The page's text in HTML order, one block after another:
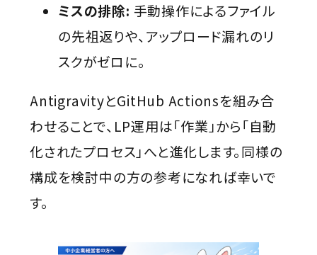
ミスの排除: 手動操作によるファイル
の先祖返りや、アップロード漏れのリ
スクがゼロに。
AntigravityとGitHub Actionsを組み合
わせることで、LP運用は「作業」から「自動
化されたプロセス」へと進化します。同様の
構成を検討中の方の参考になれば幸いで
す。